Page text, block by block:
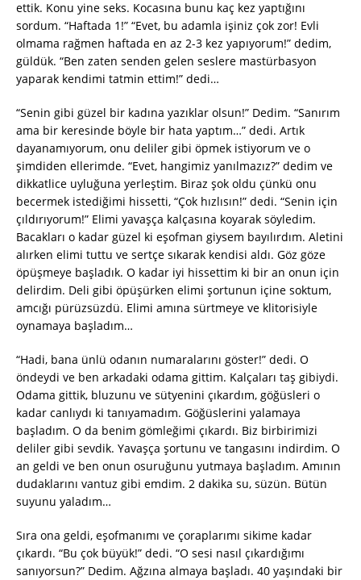
ettik. Konu yine seks. Kocasına bunu kaç kez yaptığını
sordum. “Haftada 1!” “Evet, bu adamla işiniz çok zor! Evli
olmama rağmen haftada en az 2-3 kez yapıyorum!” dedim,
güldük. “Ben zaten senden gelen seslere mastürbasyon
yaparak kendimi tatmin ettim!” dedi…
“Senin gibi güzel bir kadına yazıklar olsun!” Dedim. “Sanırım
ama bir keresinde böyle bir hata yaptım…” dedi. Artık
dayanamıyorum, onu deliler gibi öpmek istiyorum ve o
şimdiden ellerimde. “Evet, hangimiz yanılmazız?” dedim ve
dikkatlice uyluğuna yerleştim. Biraz şok oldu çünkü onu
becermek istediğimi hissetti, “Çok hızlısın!” dedi. “Senin için
çıldırıyorum!” Elimi yavaşça kalçasına koyarak söyledim.
Bacakları o kadar güzel ki eşofman giysem bayılırdım. Aletini
alırken elimi tuttu ve sertçe sıkarak kendisi aldı. Göz göze
öpüşmeye başladık. O kadar iyi hissettim ki bir an onun için
delirdim. Deli gibi öpüşürken elimi şortunun içine soktum,
amcığı pürüzsüzdü. Elimi amına sürtmeye ve klitorisiyle
oynamaya başladım…
“Hadi, bana ünlü odanın numaralarını göster!” dedi. O
öndeydi ve ben arkadaki odama gittim. Kalçaları taş gibiydi.
Odama gittik, bluzunu ve sütyenini çıkardım, göğüsleri o
kadar canlıydı ki tanıyamadım. Göğüslerini yalamaya
başladım. O da benim gömleğimi çıkardı. Biz birbirimizi
deliler gibi sevdik. Yavaşça şortunu ve tangasını indirdim. O
an geldi ve ben onun osuruğunu yutmaya başladım. Amının
dudaklarını vantuz gibi emdim. 2 dakika su, süzün. Bütün
suyunu yaladım…
Sıra ona geldi, eşofmanımı ve çoraplarımı sikime kadar
çıkardı. “Bu çok büyük!” dedi. “O sesi nasıl çıkardığımı
sanıyorsun?” Dedim. Ağzına almaya başladı. 40 yaşındaki bir